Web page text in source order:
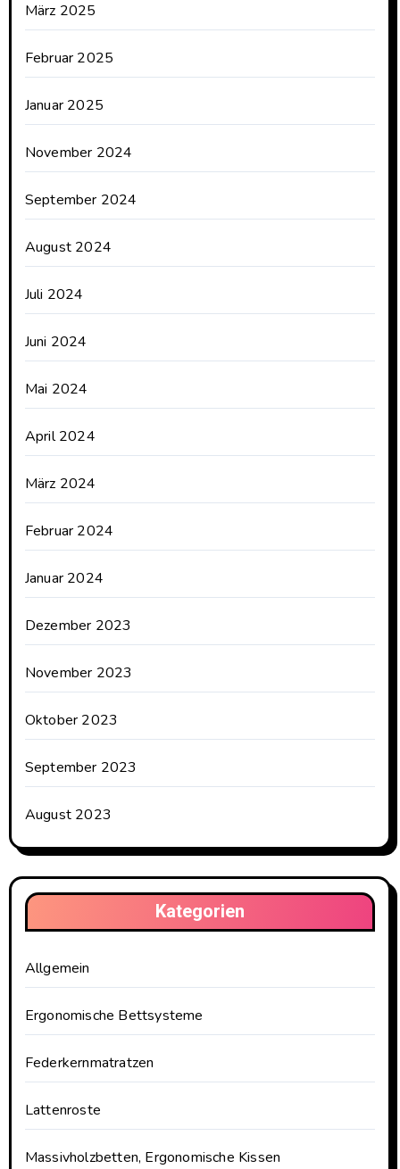
März 2025
Februar 2025
Januar 2025
November 2024
September 2024
August 2024
Juli 2024
Juni 2024
Mai 2024
April 2024
März 2024
Februar 2024
Januar 2024
Dezember 2023
November 2023
Oktober 2023
September 2023
August 2023
Kategorien
Allgemein
Ergonomische Bettsysteme
Federkernmatratzen
Lattenroste
Massivholzbetten, Ergonomische Kissen